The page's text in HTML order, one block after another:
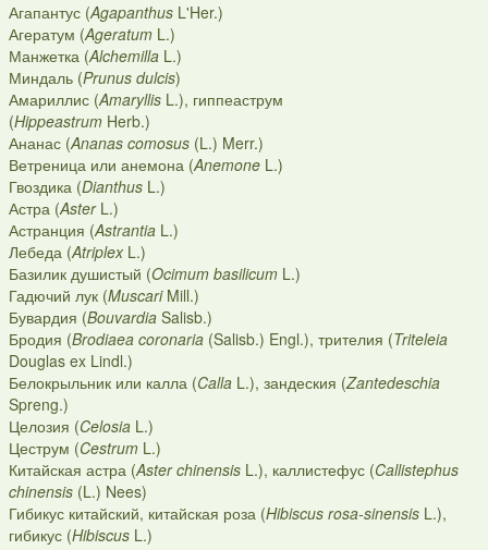
Агапантус (AgapanthusL'Her.)
Агератум (AgeratumL.)
Манжетка (AlchemillaL.)
Миндаль (Prunus dulcis)
Амариллис (AmaryllisL.), гиппеаструм
(HippeastrumHerb.)
Ананас (Ananas comosus(L.) Merr.)
Ветреница или анемона (AnemoneL.)
Гвоздика (DianthusL.)
Астра (AsterL.)
Астранция (AstrantiaL.)
Лебеда (AtriplexL.)
Базилик душистый (Ocimum basilicumL.)
Гадючий лук (MuscariMill.)
Бувардия (BouvardiaSalisb.)
Бродия (Brodiaea coronaria(Salisb.) Engl.), трителия (Triteleia
Douglas ex Lindl.)
Белокрыльник или калла (CallaL.), зандеския (Zantedeschia
Spreng.)
Целозия (CelosiaL.)
Цеструм (CestrumL.)
Китайская астра (Aster chinensisL.), каллистефус (Callistephus
chinensis(L.) Nees)
Гибикус китайский, китайская роза (Hibiscus rosa-sinensisL.),
гибикус (HibiscusL.)